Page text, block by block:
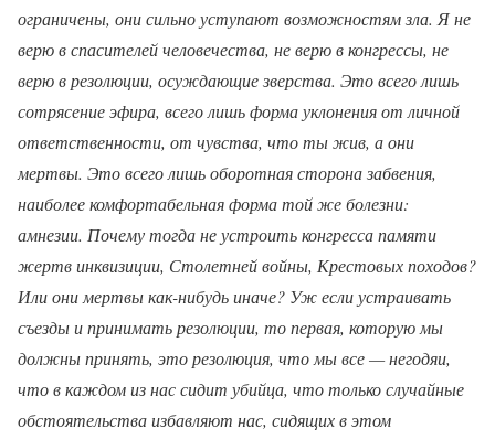
ограничены, они сильно уступают возможностям зла. Я не
верю в спасителей человечества, не верю в конгрессы, не
верю в резолюции, осуждающие зверства. Это всего лишь
сотрясение эфира, всего лишь форма уклонения от личной
ответственности, от чувства, что ты жив, а они
мертвы. Это всего лишь оборотная сторона забвения,
наиболее комфортабельная форма той же болезни:
амнезии. Почему тогда не устроить конгресса памяти
жертв инквизиции, Столетней войны, Крестовых походов?
Или они мертвы как-нибудь иначе? Уж если устраивать
съезды и принимать резолюции, то первая, которую мы
должны принять, это резолюция, что мы все — негодяи,
что в каждом из нас сидит убийца, что только случайные
обстоятельства избавляют нас, сидящих в этом